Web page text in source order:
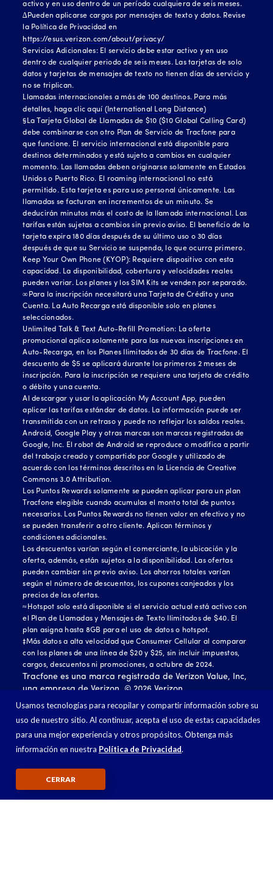
activo y en uso dentro de un período cualquiera de seis meses.
∆Pueden aplicarse cargos por mensajes de texto y datos. Revise
la Política de Privacidad en
https://esus.verizon.com/about/privacy/
Servicios Adicionales: El servicio debe estar activo y en uso
dentro de cualquier periodo de seis meses. Las tarjetas de solo
datos y tarjetas de mensajes de texto no tienen días de servicio y
no se triplican.
Llamadas internacionales a más de 100 destinos. Para más
detalles, haga clicaquí (International Long Distance)
§La Tarjeta Global de Llamadas de $10 ($10 Global Calling Card)
debe combinarse con otro Plan de Servicio de Tracfone para
que funcione. El servicio internacional está disponible para
destinos determinados y está sujeto a cambios en cualquier
momento. Las llamadas deben originarse solamente en Estados
Unidos o Puerto Rico. El roaming internacional no está
permitido. Esta tarjeta es para uso personal únicamente. Las
llamadas se facturan en incrementos de un minuto. Se
deducirán minutos más el costo de la llamada internacional. Las
tarifas están sujetas a cambios sin previo aviso. El beneficio de la
tarjeta expira 180 días después de su último uso o 30 días
después de que su Servicio se suspenda, lo que ocurra primero.
Keep Your Own Phone (KYOP): Requiere dispositivo con esta
capacidad. La disponibilidad, cobertura y velocidades reales
pueden variar. Los planes y los SIM Kits se venden por separado.
∞Para la inscripción necesitará una Tarjeta de Crédito y una
Cuenta. La Auto Recarga está disponible solo en planes
seleccionados.
Unlimited Talk & Text Auto-Refill Promotion: La oferta
promocional aplica solamente para las nuevas inscripciones en
Auto-Recarga, en los Planes Ilimitados de 30 días de Tracfone. El
descuento de $5 se aplicará durante los primeros 2 meses de
inscripción. Para la inscripción se requiere una tarjeta de crédito
o débito y una cuenta.
Al descargar y usar la aplicación My Account App, pueden
aplicar las tarifas estándar de datos. La información puede ser
transmitida con un retraso y puede no reflejar los saldos reales.
Android, Google Play y otras marcas son marcas registradas de
Google, Inc. El robot de Android se reproduce o modifica a partir
del trabajo creado y compartido por Google y utilizado de
acuerdo con los términos descritos en la Licencia de Creative
Commons 3.0 Attribution.
Los Puntos Rewards solamente se pueden aplicar para un plan
Tracfone elegible cuando acumulas el monto total de puntos
necesarios. Los Puntos Rewards no tienen valor en efectivo y no
se pueden transferir a otro cliente. Aplican términos y
condiciones adicionales.
Los descuentos varían según el comerciante, la ubicación y la
oferta, además, están sujetos a la disponibilidad. Las ofertas
pueden cambiar sin previo aviso. Los ahorros totales varían
según el número de descuentos, los cupones canjeados y los
precios de las ofertas.
≈Hotspot solo está disponible si el servicio actual está activo con
el Plan de Llamadas y Mensajes de Texto Ilimitados de $40. El
plan asigna hasta 8GB para el uso de datos o hotspot.
‡Más datos a alta velocidad que Consumer Cellular al comparar
con los planes de una línea de $20 y $25, sin incluir impuestos,
cargos, descuentos ni promociones, a octubre de 2024.
Tracfone es una marca registrada de Verizon Value, Inc,
una empresa de Verizon. ©2026Verizon.
Todas las otras marcas registradas, marcas de servicios
y nombres comerciales a los que se hace referencia en
este sitio web, son propiedad de sus respectivos dueños.
Usamos tecnologías para recopilar y compartir información sobre su
uso de nuestro sitio. Al continuar, acepta el uso de estas capacidades
para una mejor experiencia y otros propósitos. Obtenga más
información en nuestra Política de Privacidad.
CERRAR